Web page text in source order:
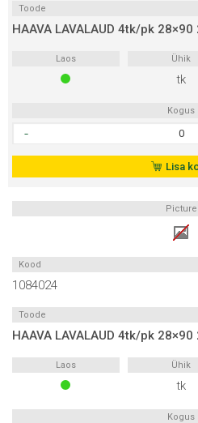
Toode
HAAVA LAVALAUD 4tk/pk
Laos Ühik
tk
Kogus
28x90
oksavaba
Lisa
Picture
Kood
1084024
Toode
HAAVA LAVALAUD 4tk/pk
Laos Ühik
tk
Kogus